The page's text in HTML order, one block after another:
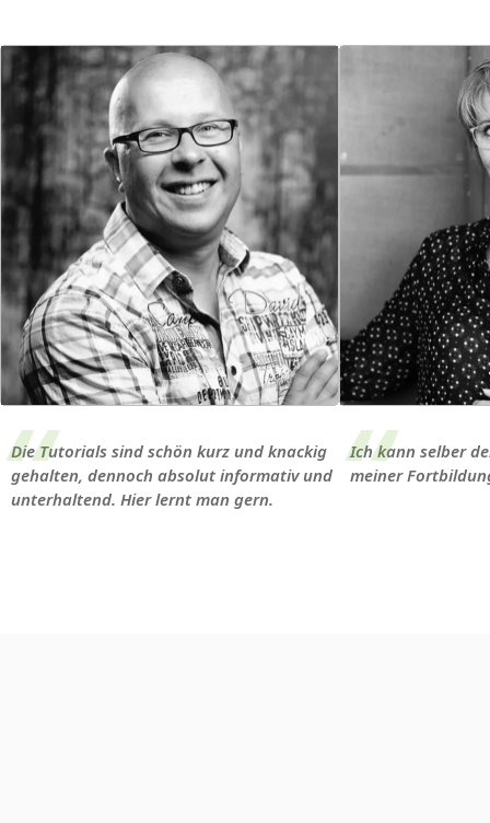
Die Tutorials sind schön kurz und knackig
gehalten, dennoch absolut informativ und
unterhaltend. Hier lernt man gern.
Ich kann selber
meiner